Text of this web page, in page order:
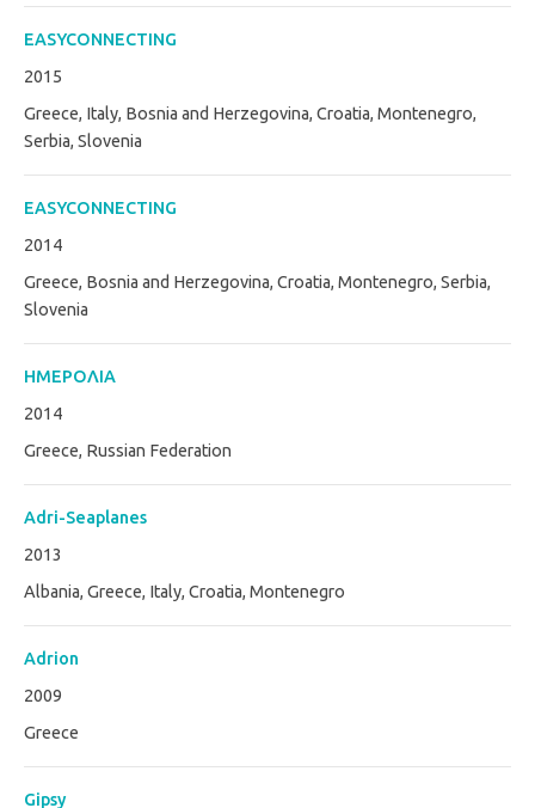
EASYCONNECTING
2015
Greece, Italy, Bosnia and Herzegovina, Croatia, Montenegro,
Serbia, Slovenia
EASYCONNECTING
2014
Greece, Bosnia and Herzegovina, Croatia, Montenegro, Serbia,
Slovenia
ΗΜΕΡΟΛΙΑ
2014
Greece, Russian Federation
Adri-Seaplanes
2013
Albania, Greece, Italy, Croatia, Montenegro
Adrion
2009
Greece
Gipsy